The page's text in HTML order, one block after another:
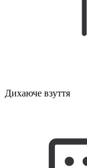
Дихаюче взуття